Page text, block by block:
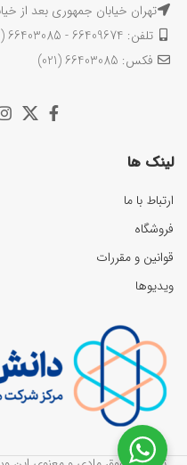
تهران خیابان جمهوری بعد از خیابان
تلفن: 66409674 - 66403085 (021)
فکس: 66403085 (021)
لینک ها
ارتباط با ما
فروشگاه
قوانین و مقررات
ویدیوها